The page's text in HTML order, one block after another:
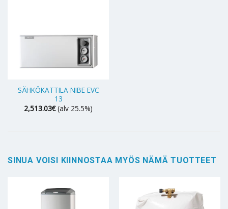
SÄHKÖKATTILA NIBE EVC
13
2,513.03€ (alv 25.5%)
SINUA VOISI KIINNOSTAA MYÖS NÄMÄ TUOTTEET